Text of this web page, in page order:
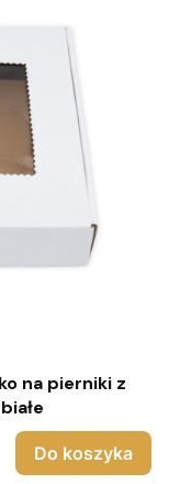
na pierniki z
Do koszyka